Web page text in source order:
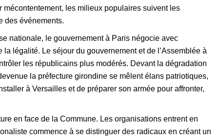
les milieux populaires suivent les
des événements.
nationale, le gouvernement à Paris négocie avec
légalité. Le séjour du gouvernement et de l’Assemblée à
les républicains plus modérés. Devant la dégradation
la préfecture girondine se mêlent élans patriotiques,
à Versailles et de préparer son armée pour affronter,
en face de la Commune. Les organisations entrent en
commence à se distinguer des radicaux en créant un